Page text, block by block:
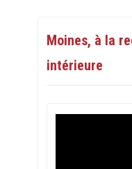
Moines, à la
intérieure